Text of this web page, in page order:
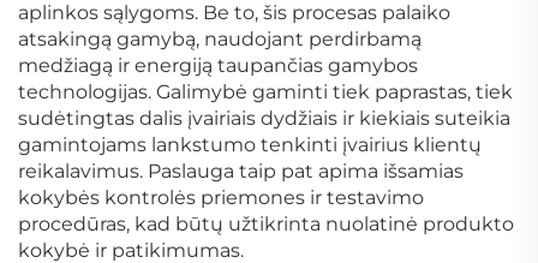
aplinkos sąlygoms. Be to, šis procesas palaiko
atsakingą gamybą, naudojant perdirbamą
medžiagą ir energiją taupančias gamybos
technologijas. Galimybė gaminti tiek paprastas, tiek
sudėtingtas dalis įvairiais dydžiais ir kiekiais suteikia
gamintojams lankstumo tenkinti įvairius klientų
reikalavimus. Paslauga taip pat apima išsamias
kokybės kontrolės priemones ir testavimo
procedūras, kad būtų užtikrinta nuolatinė produkto
kokybė ir patikimumas.